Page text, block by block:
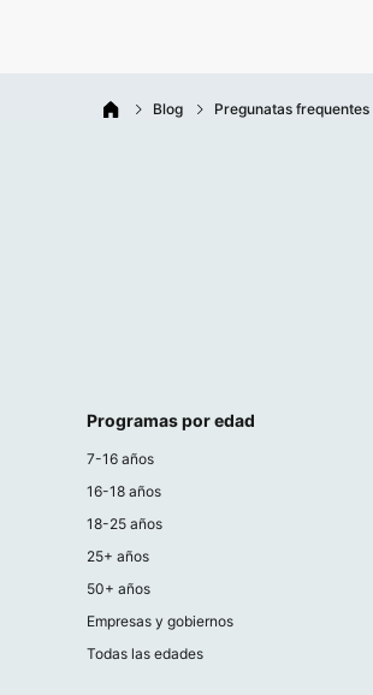
Blog Pregunatas frequentes
Programas por edad
7-16 años
16-18 años
18-25 años
25+ años
50+ años
Empresas y gobiernos
Todas las edades